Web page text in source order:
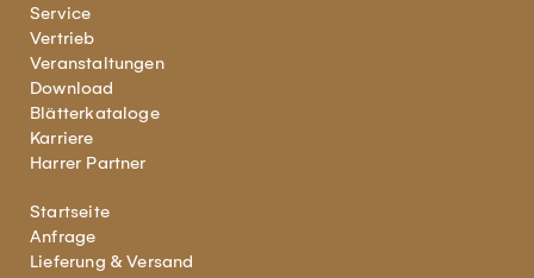
Service
Vertrieb
Veranstaltungen
Download
Blätterkataloge
Karriere
Harrer Partner
Startseite
Anfrage
Lieferung & Versand